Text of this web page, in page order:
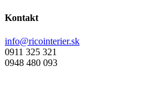
Kontakt
info@ricointerier.sk
0911 325 321
0948 480 093